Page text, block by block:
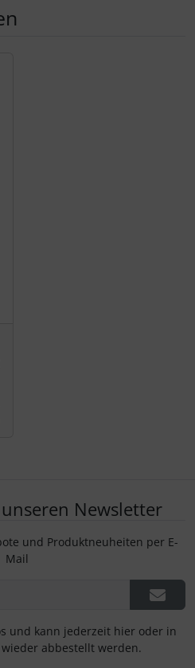
Newsletter
und Produktneuheiten per E-
Mail
und kann jederzeit hier oder in
abbestellt werden.